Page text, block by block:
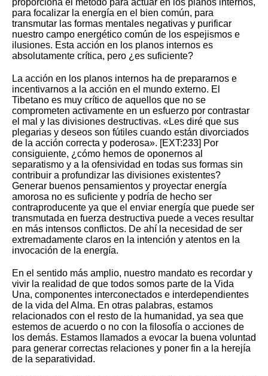
proporciona el método para actuar en los planos internos,
para focalizar la energía en el bien común, para
transmutar las formas mentales negativas y purificar
nuestro campo energético común de los espejismos e
ilusiones. Esta acción en los planos internos es
absolutamente crítica, pero ¿es suficiente?
La acción en los planos internos ha de prepararnos e
incentivarnos a la acción en el mundo externo. El
Tibetano es muy crítico de aquellos que no se
comprometen activamente en un esfuerzo por contrastar
el mal y las divisiones destructivas. «Les diré que sus
plegarias y deseos son fútiles cuando están divorciados
de la acción correcta y poderosa». [EXT:233] Por
consiguiente, ¿cómo hemos de oponernos al
separatismo y a la ofensividad en todas sus formas sin
contribuir a profundizar las divisiones existentes?
Generar buenos pensamientos y proyectar energía
amorosa no es suficiente y podría de hecho ser
contraproducente ya que el enviar energía que puede ser
transmutada en fuerza destructiva puede a veces resultar
en más intensos conflictos. De ahí la necesidad de ser
extremadamente claros en la intención y atentos en la
invocación de la energía.
En el sentido más amplio, nuestro mandato es recordar y
vivir la realidad de que todos somos parte de la Vida
Una, componentes interconectados e interdependientes
de la vida del Alma. En otras palabras, estamos
relacionados con el resto de la humanidad, ya sea que
estemos de acuerdo o no con la filosofía o acciones de
los demás. Estamos llamados a evocar la buena voluntad
para generar correctas relaciones y poner fin a la herejía
de la separatividad.